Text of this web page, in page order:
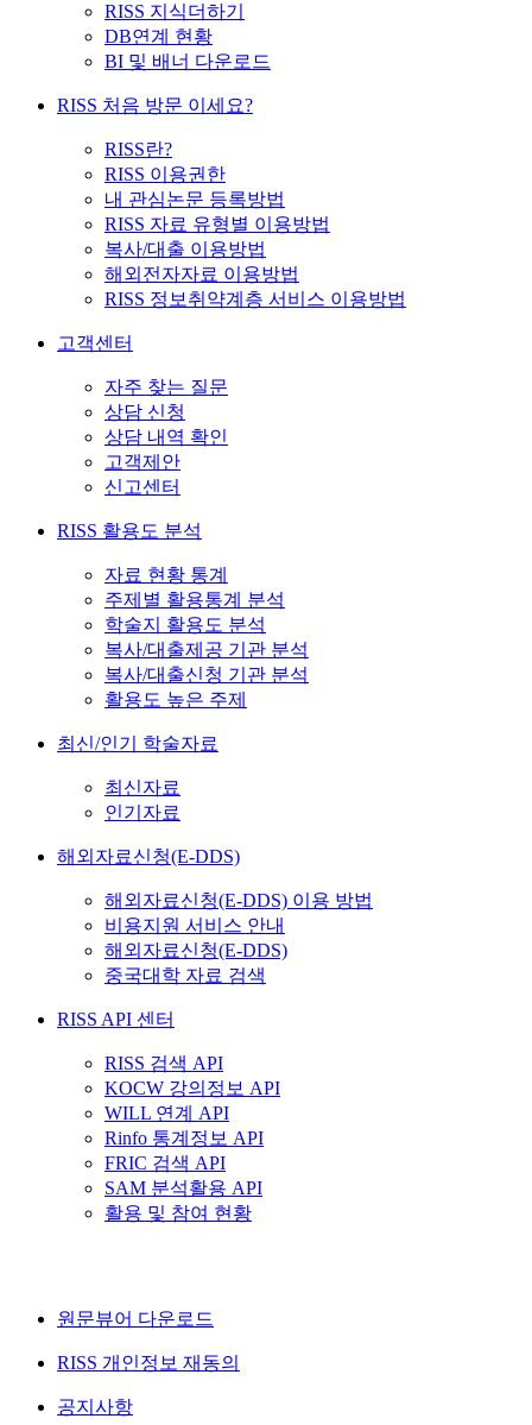
RISS 지식더하기
DB연계 현황
BI 및 배너 다운로드
RISS 처음 방문 이세요?
RISS란?
RISS 이용권한
내 관심논문 등록방법
RISS 자료 유형별 이용방법
복사/대출 이용방법
해외전자자료 이용방법
RISS 정보취약계층 서비스 이용방법
고객센터
자주 찾는 질문
상담 신청
상담 내역 확인
고객제안
신고센터
RISS 활용도 분석
자료 현황 통계
주제별 활용통계 분석
학술지 활용도 분석
복사/대출제공 기관 분석
복사/대출신청 기관 분석
활용도 높은 주제
최신/인기 학술자료
최신자료
인기자료
해외자료신청(E-DDS)
해외자료신청(E-DDS) 이용 방법
비용지원 서비스 안내
해외자료신청(E-DDS)
중국대학 자료 검색
RISS API 센터
RISS 검색 API
KOCW 강의정보 API
WILL 연계 API
Rinfo 통계정보 API
FRIC 검색 API
SAM 분석활용 API
활용 및 참여 현황
원문뷰어 다운로드
RISS 개인정보 재동의
공지사항